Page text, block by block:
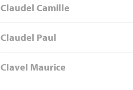
Claudel Camille
Claudel Paul
Clavel Maurice